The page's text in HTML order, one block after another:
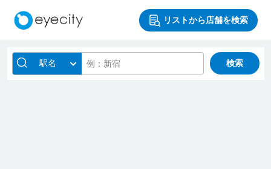
リストから店舗を検索
駅名 検索